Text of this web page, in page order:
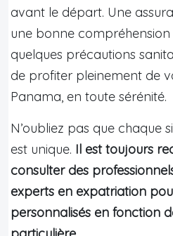
avant le départ. Une
une bonne
quelques précautions
de profiter pleinement de
Panama, en toute sérénité.
N’oubliez pas que chaque
est unique. Il est toujours
consulter des
experts en expatriation
personnalisés en fonction